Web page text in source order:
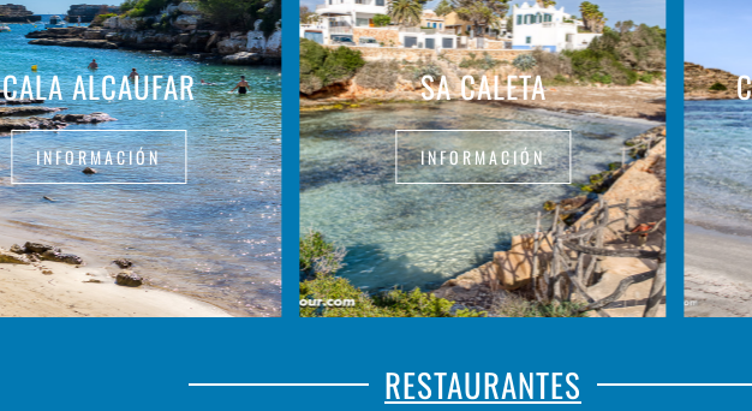
CALA ALCAUFAR
INFORMACIÓN
SA CALETA
INFORMACIÓN
RESTAURANTES